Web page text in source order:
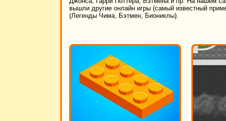
вышли другие онлайн игры (самый известный
(Легенды Чима, Бэтмен, Биониклы).